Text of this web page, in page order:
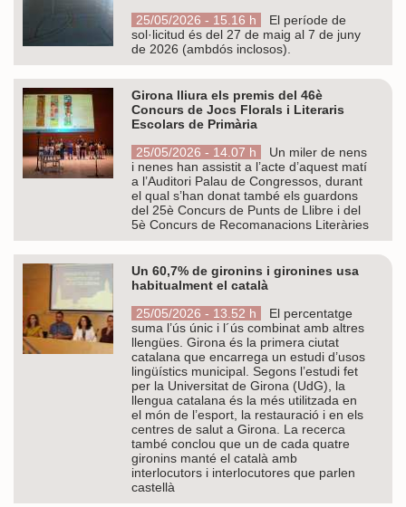
25/05/2026 - 15.16 h
El període de
sol·licitud és del 27 de maig al 7 de juny
de 2026 (ambdós inclosos).
Girona lliura els premis del 46è
Concurs de Jocs Florals i Literaris
Escolars de Primària
25/05/2026 - 14.07 h
Un miler de nens
i nenes han assistit a l’acte d’aquest matí
a l’Auditori Palau de Congressos, durant
el qual s’han donat també els guardons
del 25è Concurs de Punts de Llibre i del
5è Concurs de Recomanacions Literàries
Un 60,7% de gironins i gironines usa
habitualment el català
25/05/2026 - 13.52 h
El percentatge
suma l’ús únic i l´ús combinat amb altres
llengües. Girona és la primera ciutat
catalana que encarrega un estudi d’usos
lingüístics municipal. Segons l’estudi fet
per la Universitat de Girona (UdG), la
llengua catalana és la més utilitzada en
el món de l’esport, la restauració i en els
centres de salut a Girona. La recerca
també conclou que un de cada quatre
gironins manté el català amb
interlocutors i interlocutores que parlen
castellà